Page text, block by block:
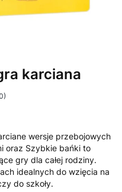
karciana
wersje przebojowych
oraz Szybkie bańki to
gry dla całej rodziny.
idealnych do wzięcia na
do szkoły.